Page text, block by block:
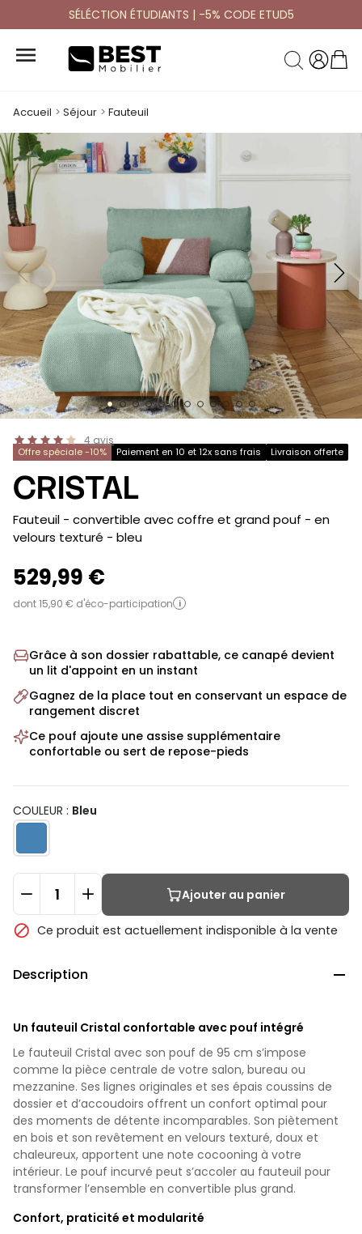
SÉLÉCTION ÉTUDIANTS | -5% CODE ETUD5

Accueil Séjour Fauteuil
4 avis
Offre spéciale -10% Paiement en 10 et 12x sans frais Livraison offerte
CRISTAL
-
Fauteuil - convertible avec coffre et grand pouf - en
velours texturé - bleu
529,99 €
dont 15,90 € d'éco-participation i
Grâce à son dossier rabattable, ce canapé devient
un lit d'appoint en un instant
Gagnez de la place tout en conservant un espace de
rangement discret
Ce pouf ajoute une assise supplémentaire
confortable ou sert de repose-pieds
COULEUR : Bleu
Ajouter au panier
 Ce produit est actuellement indisponible à la vente
Description 
Un fauteuil Cristal confortable avec pouf intégré
Le fauteuil Cristal avec son pouf de 95 cm s’impose
comme la pièce centrale de votre salon, bureau ou
mezzanine. Ses lignes originales et ses épais coussins de
dossier et d’accoudoirs offrent un confort optimal pour
des moments de détente incomparables. Son piètement
en bois et son revêtement en velours texturé, doux et
chaleureux, apportent une note cocooning à votre
intérieur. Le pouf incurvé peut s’accoler au fauteuil pour
transformer l’ensemble en convertible plus grand.
Confort, praticité et modularité